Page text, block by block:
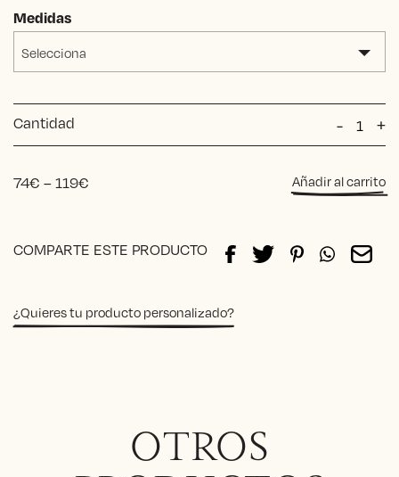
Medidas
Selecciona
Cantidad -
Bajera
de
+
74€ –119€
119€
Añadir al carrito
COMPARTE ESTE PRODUCTO
¿Quieres tu producto personalizado?
OTROS